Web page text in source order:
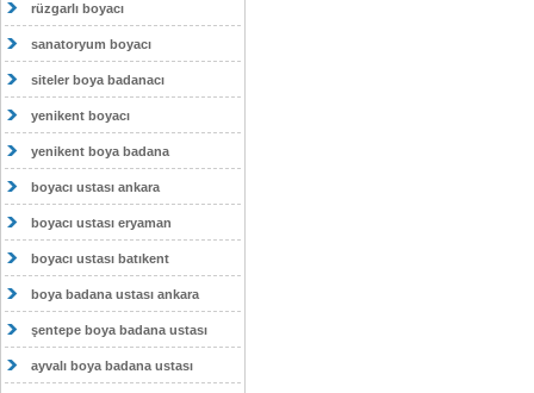
rüzgarlı boyacı
sanatoryum boyacı
siteler boya badanacı
yenikent boyacı
yenikent boya badana
boyacı ustası ankara
boyacı ustası eryaman
boyacı ustası batıkent
boya badana ustası ankara
şentepe boya badana ustası
ayvalı boya badana ustası